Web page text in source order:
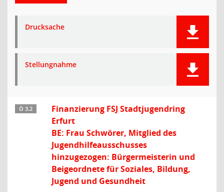
Drucksache
Stellungnahme
Ö 3.2
Finanzierung FSJ Stadtjugendring
Erfurt
BE: Frau Schwörer, Mitglied des
Jugendhilfeausschusses
hinzugezogen: Bürgermeisterin und
Beigeordnete für Soziales, Bildung,
Jugend und Gesundheit